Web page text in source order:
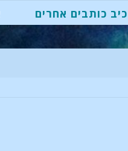
כותבים אחרים